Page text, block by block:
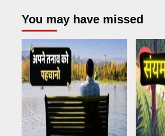
You may have missed